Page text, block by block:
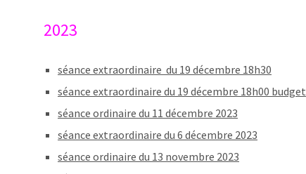
2023
séance extraordinaire du 19 décembre 18h30
séance extraordinaire du 19 décembre 18h00 budget
séance ordinaire du 11 décembre 2023
séance extraordinaire du 6 décembre 2023
séance ordinaire du 13 novembre 2023